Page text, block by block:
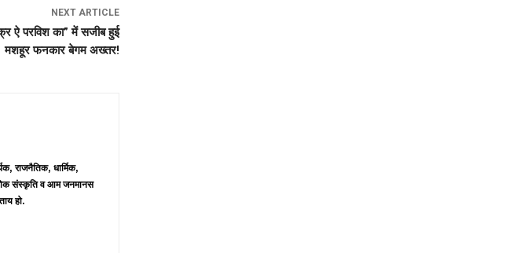
NEXT ARTICLE
ऐ परविश का” में सजीब हुई
मशहूर फनकार बेगम अख्तर!
राजनैतिक, धार्मिक,
लोक संस्कृति व आम जनमानस
हो.